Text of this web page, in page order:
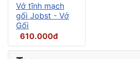
Vớ tĩnh mạch
gối Jobst - Vớ
Gối
610.000đ